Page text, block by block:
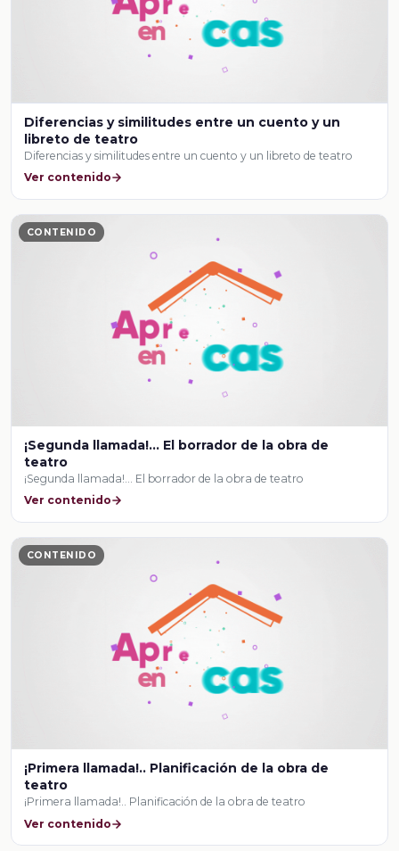
Diferencias y similitudes entre un cuento y un
libreto de teatro
Diferencias y similitudes entre un cuento y un libreto de teatro
Ver contenido
CONTENIDO
¡Segunda llamada!... El borrador de la obra de
teatro
¡Segunda llamada!... El borrador de la obra de teatro
Ver contenido
CONTENIDO
¡Primera llamada!.. Planificación de la obra de
teatro
¡Primera llamada!.. Planificación de la obra de teatro
Ver contenido